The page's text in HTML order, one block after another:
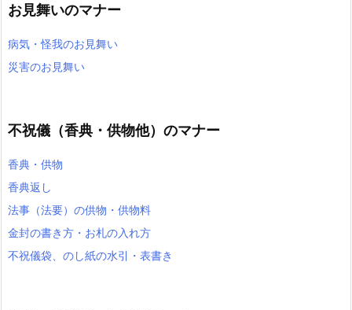
お見舞いのマナー
病気・怪我のお見舞い
災害のお見舞い
不祝儀（香典・供物他）のマナー
香典・供物
香典返し
法事（法要）の供物・供物料
金封の書き方・お札の入れ方
不祝儀袋、のし紙の水引・表書き